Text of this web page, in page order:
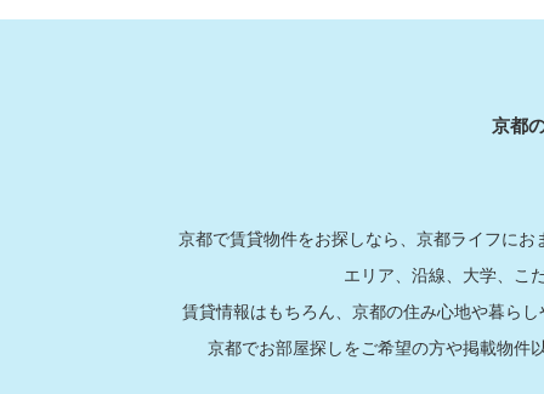
京都
京都で賃貸物件をお探しなら、京都ライフに
エリア、沿線、大学、こ
賃貸情報はもちろん、京都の住み心地や暮ら
京都でお部屋探しをご希望の方や掲載物件